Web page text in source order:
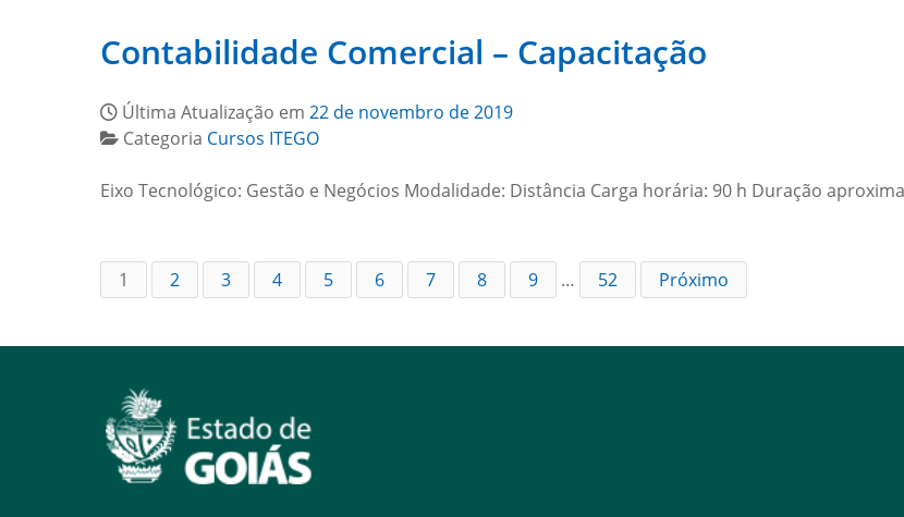
Contabilidade Comercial – Capacitação
Última Atualização em 22 de novembro de 2019
Categoria Cursos ITEGO
Eixo Tecnológico: Gestão e Negócios Modalidade: Distância Carga horária: 90 h Duração
1 2 3 4 5 6 7 8 9 … 52 Próximo